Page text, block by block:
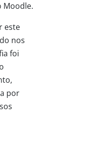
Moodle.
este
nos
foi
por